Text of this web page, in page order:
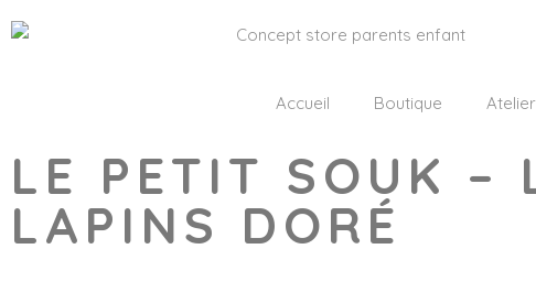
Accueil Boutique
LE PETIT SOUK –
LAPINS DORÉ